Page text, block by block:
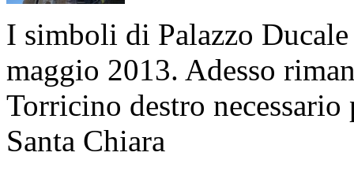
I simboli di Palazzo
maggio 2013. Adesso
Torricino destro
Santa Chiara